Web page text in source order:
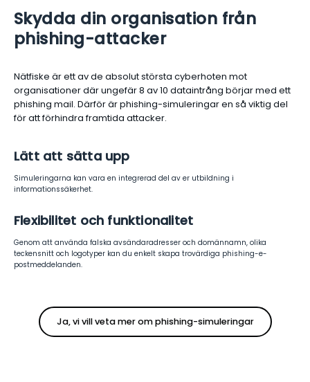
Skydda din organisation från
phishing-attacker
Nätfiske är ett av de absolut största cyberhoten mot
organisationer där ungefär 8 av 10 dataintrång börjar med ett
phishing mail. Därför är phishing-simuleringar en så viktig del
för att förhindra framtida attacker.
Lätt att sätta upp
Simuleringarna kan vara en integrerad del av er utbildning i
informationssäkerhet.
Flexibilitet och funktionalitet
Genom att använda falska avsändaradresser och domännamn, olika
teckensnitt och logotyper kan du enkelt skapa trovärdiga phishing-e-
postmeddelanden.
Ja, vi vill veta mer om phishing-simuleringar